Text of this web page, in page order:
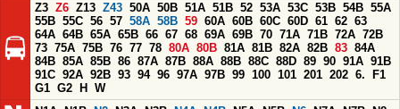
Z3 Z6 Z13 Z43 50A 50B 51A 51B 52 53A 53C 53B 54B 55A
55B 55C 56 57 58A 58B 59 60A 60B 60C 60D 61 62 63
64A 64B 65A 65B 66 67 68 69A 69B 70 71A 71B 72A 72B
73 75A 75B 76 77 78 80A 80B 81A 81B 82A 82B 83 84A
84B 85A 85B 86 87A 87B 88A 88B 88C 88D 89 90 91A 91B
91C 92A 92B 93 94 96 97A 97B 99 100 101 201 202 6.
F1
G1 G2 H
W